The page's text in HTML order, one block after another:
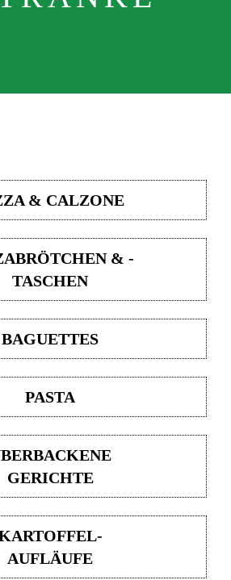
& CALZONE
& -
TASCHEN
BAGUETTES
PASTA
GERICHTE
AUFLÄUFE